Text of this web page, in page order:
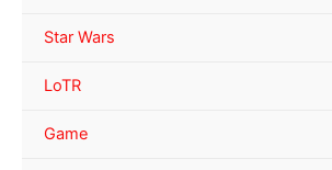
Star Wars
LoTR
Game